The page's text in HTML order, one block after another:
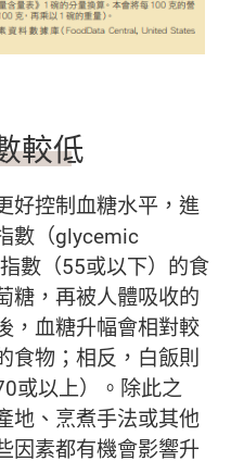
較低
好控制血糖水平，進
數（glycemic
數（55或以下）的食
糖，再被人體吸收的
，血糖升幅會相對較
食物；相反，白飯則
或以上）。除此之
地、烹煮手法或其他
因素都有機會影響升